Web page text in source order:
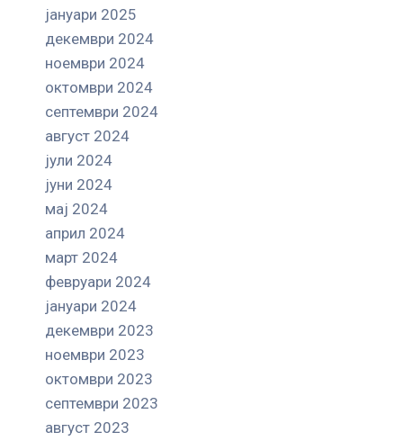
јануари 2025
декември 2024
ноември 2024
октомври 2024
септември 2024
август 2024
јули 2024
јуни 2024
мај 2024
април 2024
март 2024
февруари 2024
јануари 2024
декември 2023
ноември 2023
октомври 2023
септември 2023
август 2023